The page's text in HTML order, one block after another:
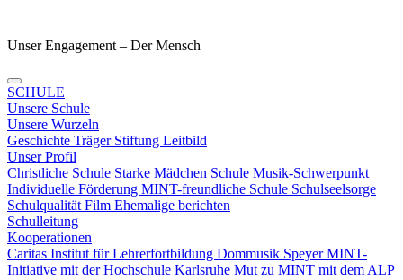
Unser Engagement – Der Mensch
SCHULE
Unsere Schule
Unsere Wurzeln
Geschichte Träger Stiftung Leitbild
Unser Profil
Christliche Schule Starke Mädchen Schule Musik-Schwerpunkt
Individuelle Förderung MINT-freundliche Schule Schulseelsorge
Schulqualität Film Ehemalige berichten
Schulleitung
Kooperationen
Caritas Institut für Lehrerfortbildung Dommusik SpeyerMINT-
Initiative mit der Hochschule Karlsruhe Mut zu MINT mit dem ALP